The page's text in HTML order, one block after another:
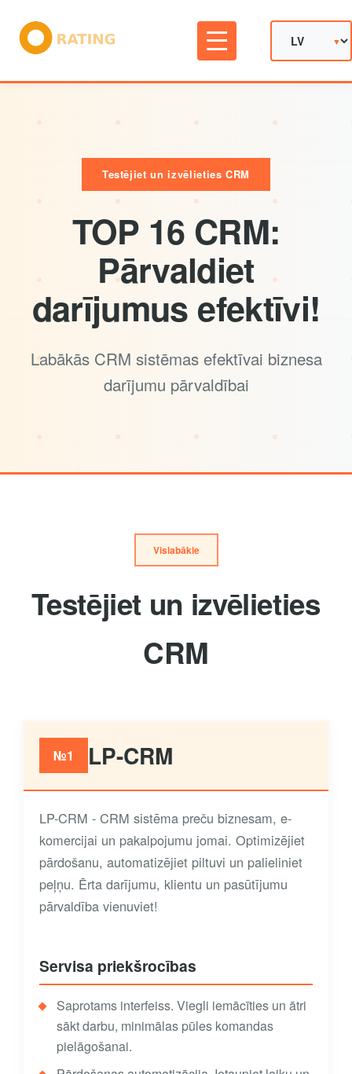
Testējiet un izvēlieties CRM
TOP 16 CRM:
Pārvaldiet
darījumus efektīvi!
Labākās CRM sistēmas efektīvai biznesa
darījumu pārvaldībai
Vislabākie
Testējiet un izvēlieties
CRM
№1 LP-CRM
LP-CRM - CRM sistēma preču biznesam, e-
komercijai un pakalpojumu jomai. Optimizējiet
pārdošanu, automatizējiet piltuvi un palieliniet
peļņu. Ērta darījumu, klientu un pasūtījumu
pārvaldība vienuviet!
Servisa priekšrocības
Saprotams interfeiss. Viegli iemācīties un ātri
sākt darbu, minimālas pūles komandas
pielāgošanai.